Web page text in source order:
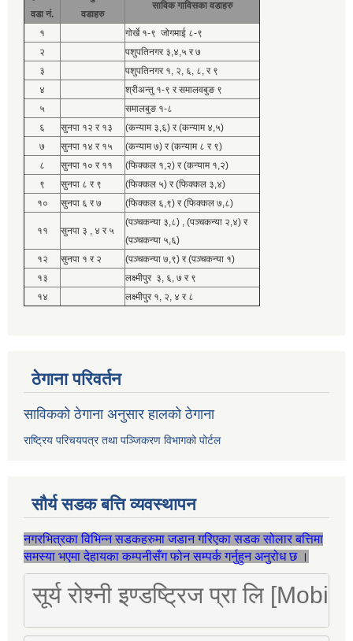
वडा नं.
वडाहरु
साविक गाविसका वडाहरु
१
गोर्खे १-९ जोगमाई ८-९
२
पशुपतिनगर ३,४,५ र ७
३
पशुपतिनगर १, २, ६, ८, र ९
४
श्रीअन्तु १-९ र समालवबुङ ९
५
समालबुङ १-८
६
सुनपा १२ र १३
(कन्याम ३,६) र (कन्याम ४,५)
७
सुनपा १४ र १५
(कन्याम ७) र (कन्याम ८ र ९)
८
सुनपा १० र ११
(फिक्कल १,२) र (कन्याम १,२)
९
सुनपा ८ र ९
(फिक्कल ५) र (फिक्कल ३,४)
१०
सुनपा ६ र ७ (फिक्कल ६,९) र (फिक्कल ७,८)
११ सुनपा ३ , ४ र ५
(पञ्चकन्या ३,८) , (पञ्चकन्या २,४) र
(पञ्चकन्या ५,६)
१२
सुनपा १ र २
(पञ्चकन्या ७,९) र (पञ्चकन्या १)
१३
लक्ष्मीपुर ३, ६, ७ र ९
१४
लक्ष्मीपुर १, २, ४ र ८
ठेगाना परिवर्तन
साविकको ठेगाना अनुसार हालको ठेगाना
राष्ट्रिय परिचयपत्र तथा पञ्जिकरण विभागको पोर्टल
सौर्य सडक बत्ति व्यवस्थापन
नगरभित्रका विभिन्न सडकहरुमा जडान गरिएका सडक सोलार बत्तिमा
समस्या भएमा देहायका कम्पनीसँग फोन सम्पर्क गर्नुहुन अनुरोध छ ।
सूर्य रोश्नी इण्डष्ट्रिज प्रा लि